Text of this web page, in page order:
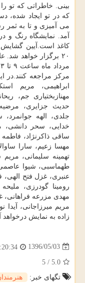
بینی. خاطراتی كه تو
كه در تو ایجاد شده،
می آمیزی و تا به ثمر
آمد. نمایشگاه رنگ
مركز مراجعه كنند.در
ابراهیمی، مریم
مهنازبختیاری جم،
حدیث جزایری،
جلدی، الهه
خدایی، سحر دانشی،
ساقی ذاكرنژاد،
مهسا زعیم، سارا
تهمینه سلیمانی،
طهماسبی، شیوا
عنبری، غزل فتح الهی،
رومینا گودرزی،
مهدی مزرعه فراهانی،
مریم میرزاجانی، آیدا
زاده به نمایش درخواهد
1396/05/03
5.0
/
5
تگهای خبر: